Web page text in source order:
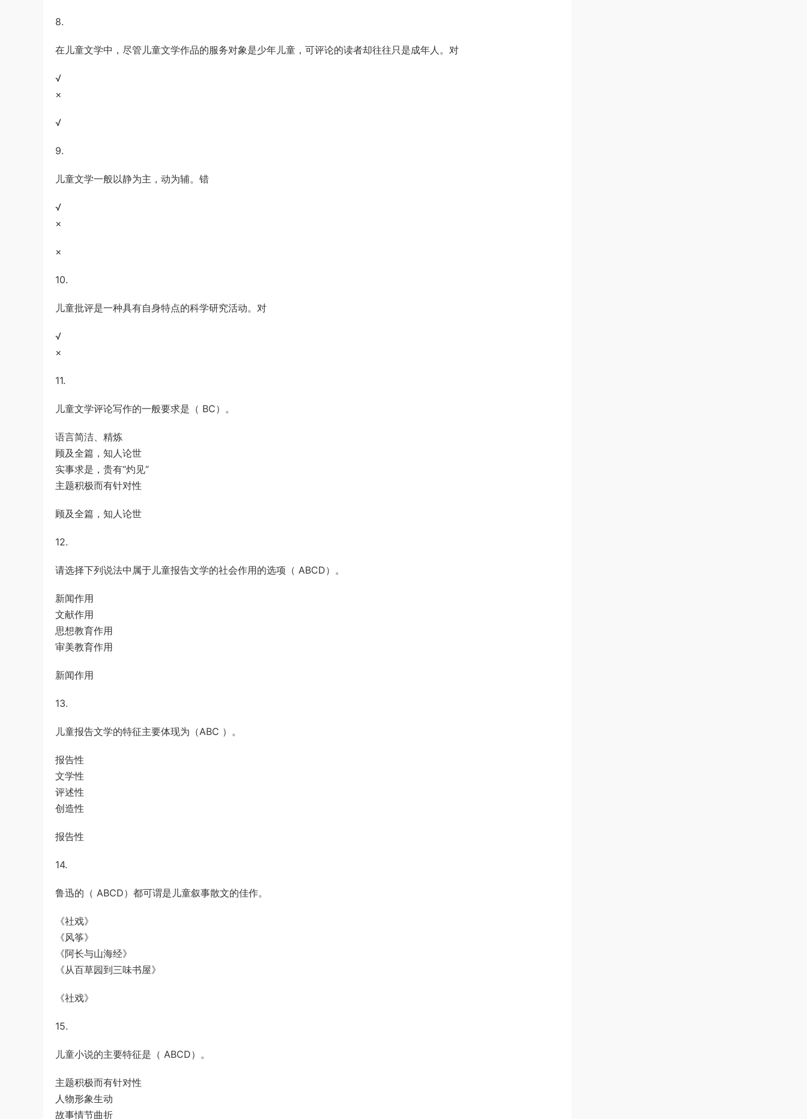
8.
在儿童文学中，尽管儿童文学作品的服务对象是少年儿童，可评论的读者却往往只是成年人。对
√
×
√
9.
儿童文学一般以静为主，动为辅。错
√
×
×
10.
儿童批评是一种具有自身特点的科学研究活动。对
√
×
11.
儿童文学评论写作的一般要求是（ BC）。
语言简洁、精炼
顾及全篇，知人论世
实事求是，贵有“灼见”
主题积极而有针对性
顾及全篇，知人论世
12.
请选择下列说法中属于儿童报告文学的社会作用的选项（ ABCD）。
新闻作用
文献作用
思想教育作用
审美教育作用
新闻作用
13.
儿童报告文学的特征主要体现为（ABC ）。
报告性
文学性
评述性
创造性
报告性
14.
鲁迅的（ ABCD）都可谓是儿童叙事散文的佳作。
《社戏》
《风筝》
《阿长与山海经》
《从百草园到三味书屋》
《社戏》
15.
儿童小说的主要特征是（ ABCD）。
主题积极而有针对性
人物形象生动
故事情节曲折